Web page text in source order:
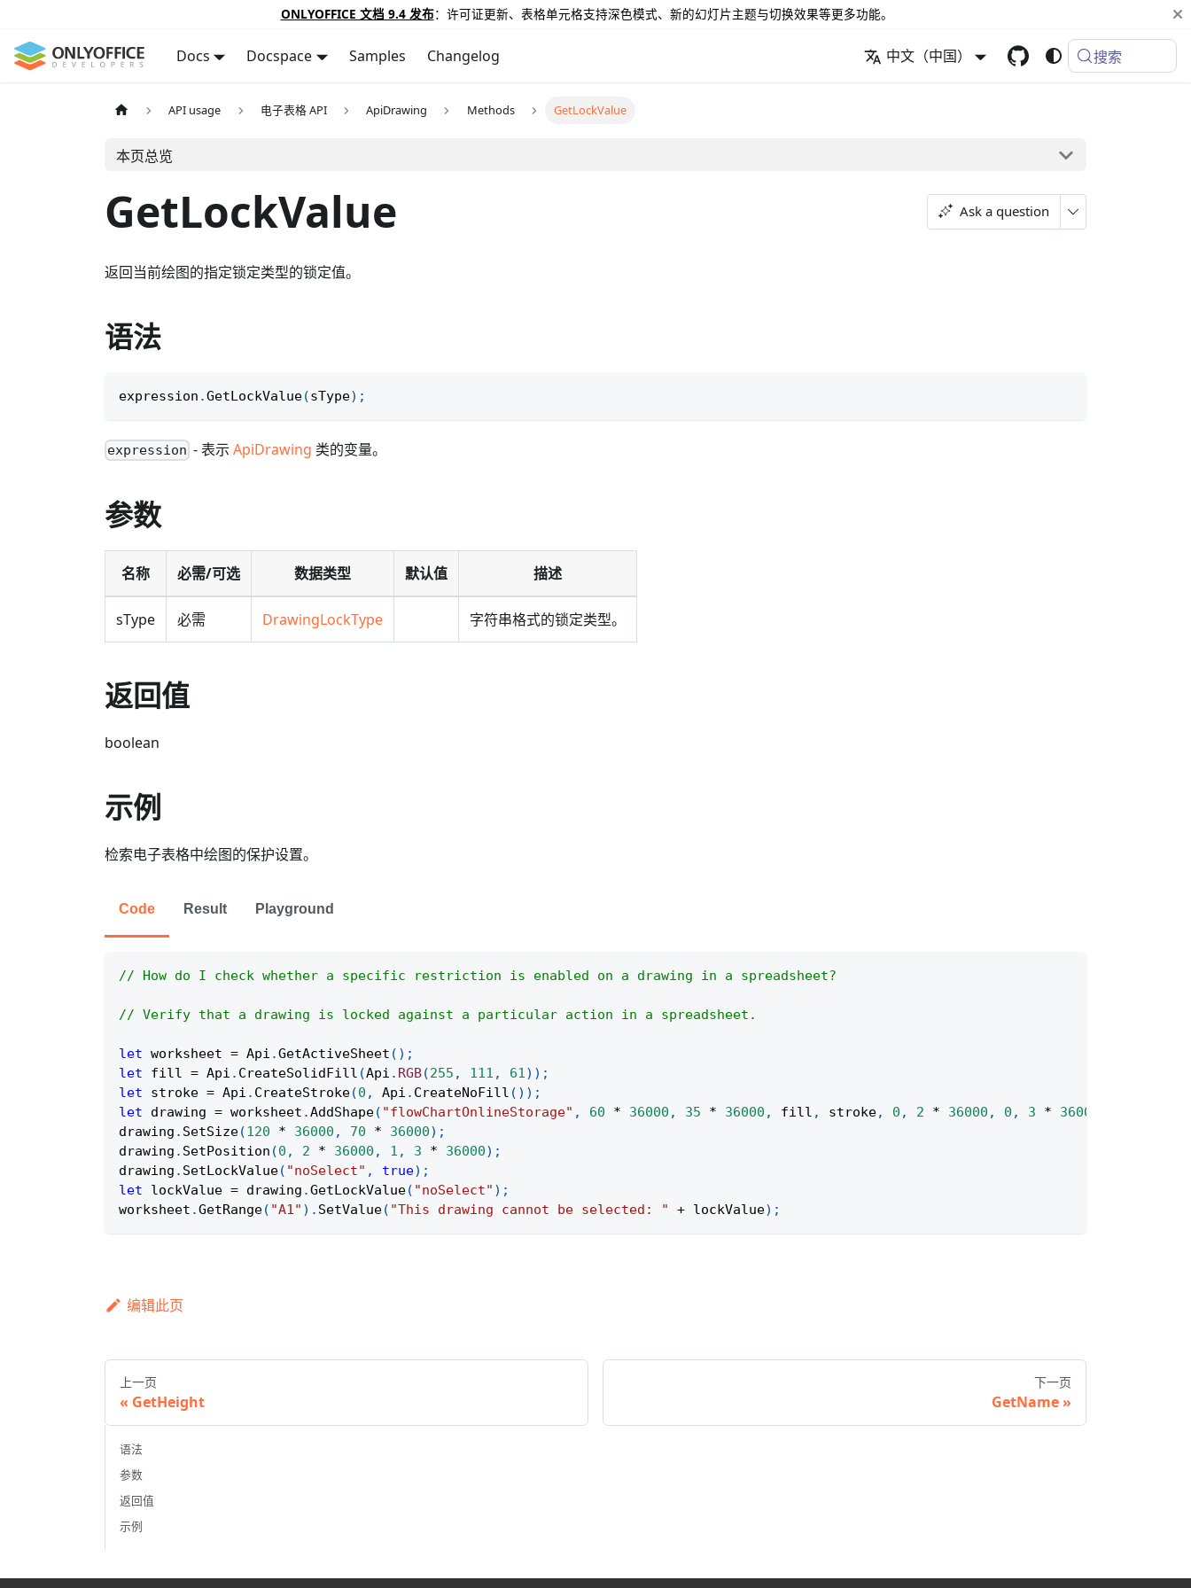
ONLYOFFICE 文档 9.4 发布：许可证更新、表格单元格支持深色模式、新的幻灯片主题与切换效果等更多功能。
Docs Docspace Samples Changelog 中文（中国） 搜索
API usage 电子表格 API ApiDrawing Methods GetLockValue
本页总览
GetLockValue Ask a question
返回当前绘图的指定锁定类型的锁定值。
语法
expression .GetLockValue(sType) ;
expression - 表示ApiDrawing 类的变量。
参数
名称 必需/可选 数据类型 默认值 描述
sType 必需 DrawingLockType 字符串格式的锁定类型。
返回值
boolean
示例
检索电子表格中绘图的保护设置。
Code Result Playground
// How do I check whether a specific restriction is enabled on a drawing in a spreadsheet?
// Verify that a drawing is locked against a particular action in a spreadsheet.
let worksheet = Api .GetActiveSheet ( ) ;
let fill = Api . CreateSolidFill (Api . RGB(255 , 111 , 61) ) ;
let stroke = Api . CreateStroke(0 , Api . CreateNoFill ( ) ) ;
let drawing = worksheet .AddShape( "flowChartOnlineStorage" , 60 * 36000 , 35 * 36000 , fill , stroke, 0 , 2 * 36000 , 0 , 3 * 36000
drawing . SetSize(120 * 36000 , 70 * 36000) ;
drawing . SetPosition (0 , 2 * 36000 , 1 , 3 * 36000) ;
drawing . SetLockValue( "noSelect" , true) ;
let lockValue = drawing .GetLockValue( "noSelect" ) ;
worksheet .GetRange( "A1" ) . SetValue( "This drawing cannot be selected: " + lockValue) ;
编辑此页
上一页
GetHeight
下一页
GetName
语法
参数
返回值
示例